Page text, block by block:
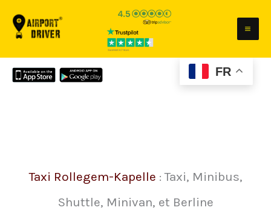
FR
Taxi Rollegem-Kapelle : Taxi, Minibus,
Shuttle, Minivan, et Berline